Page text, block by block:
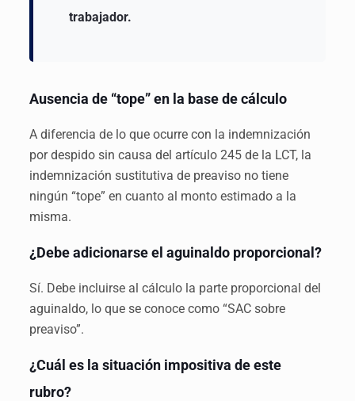
trabajador.
Ausencia de “tope” en la base de cálculo
A diferencia de lo que ocurre con la indemnización
por despido sin causa del artículo 245 de la LCT, la
indemnización sustitutiva de preaviso no tiene
ningún “tope” en cuanto al monto estimado a la
misma.
¿Debe adicionarse el aguinaldo proporcional?
Sí. Debe incluirse al cálculo la parte proporcional del
aguinaldo, lo que se conoce como “SAC sobre
preaviso”.
¿Cuál es la situación impositiva de este
rubro?